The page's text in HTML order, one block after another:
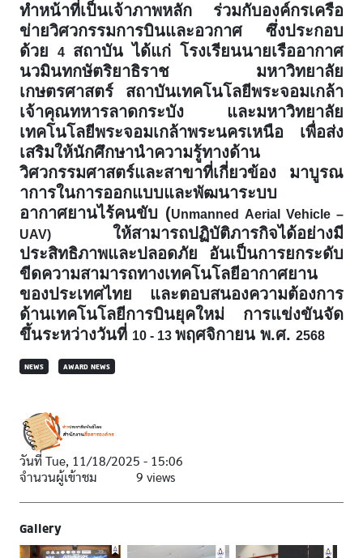
ทำหน้าที่เป็นเจ้าภาพหลัก ร่วมกับองค์กรเครือ
ข่ายวิศวกรรมการบินและอวกาศ ซึ่งประกอบ
ด้วย4 สถาบัน ได้แก่ โรงเรียนนายเรืออากาศ
นวมินทกษัตริยาธิราช มหาวิทยาลัย
เกษตรศาสตร์ สถาบันเทคโนโลยีพระจอมเกล้า
เจ้าคุณทหารลาดกระบัง และมหาวิทยาลัย
เทคโนโลยีพระจอมเกล้าพระนครเหนือ เพื่อส่ง
เสริมให้นักศึกษานำความรู้ทางด้าน
วิศวกรรมศาสตร์และสาขาที่เกี่ยวข้อง มาบูรณ
าการในการออกแบบและพัฒนาระบบ
อากาศยานไร้คนขับ (Unmanned Aerial Vehicle –
UAV) ให้สามารถปฏิบัติภารกิจได้อย่างมี
ประสิทธิภาพและปลอดภัย อันเป็นการยกระดับ
ขีดความสามารถทางเทคโนโลยีอากาศยาน
ของประเทศไทย และตอบสนองความต้องการ
ด้านเทคโนโลยีการบินยุคใหม่ การแข่งขันจัด
ขึ้นระหว่างวันที่ 10 - 13 พฤศจิกายน พ.ศ. 2568
NEWS AWARD NEWS
วันที่ Tue, 11/18/2025 - 15:06
จำนวนผู้เข้าชม
9 views
Gallery